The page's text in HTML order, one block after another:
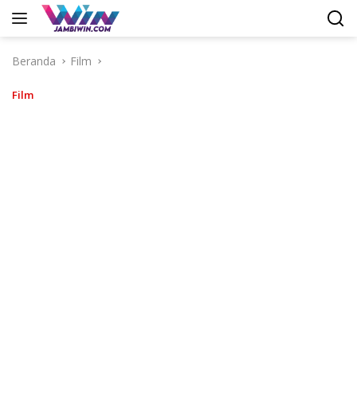
Langsung
Beranda
Film
Film